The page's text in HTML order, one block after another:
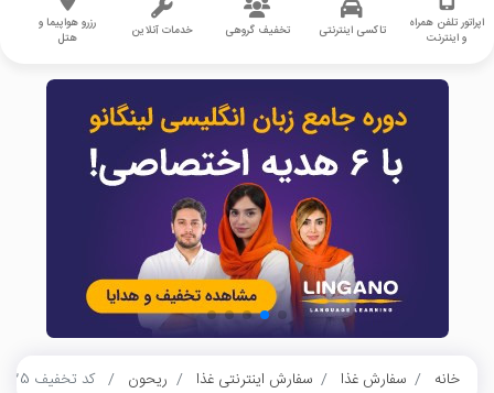
اپراتور تلفن همراه
و اینترنت
تاکسی اینترنتی تخفیف گروهی خدمات آنلاین
رزرو هواپیما و
هتل
خانه سفارش غذا سفارش اینترنتی غذا ریحون کد تخفیف 25 درصدی ریحون